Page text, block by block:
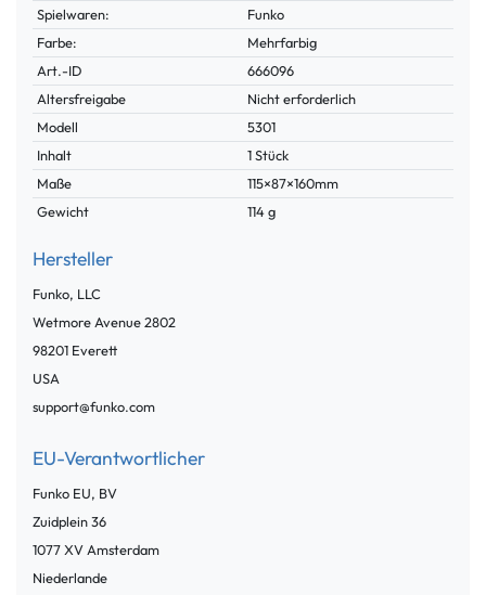
Spielwaren:
Funko
Farbe:
Mehrfarbig
Technisches
Merkmal
Wert
Art.-ID
666096
Altersfreigabe
Nicht erforderlich
Modell
5301
Inhalt
1 Stück
Maße
115×87×160mm
Gewicht
114 g
Hersteller
Funko, LLC
Wetmore Avenue2802
98201 Everett
USA
support@funko.com
EU-Verantwortlicher
Funko EU, BV
Zuidplein36
1077 XV Amsterdam
Niederlande